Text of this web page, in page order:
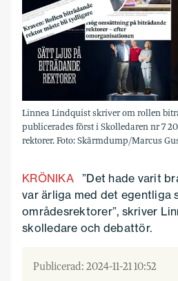
Linnea Lindquist skriver om rollen
publicerades först i Skolledaren nr 7
rektorer. Foto: Skärmdump/Marcus
KRÖNIKA
”Det hade varit
var ärliga med det egentliga
områdes­rektorer”, skriver
skolledare och debattör.
Publicerad: 2024-11-21 10:52